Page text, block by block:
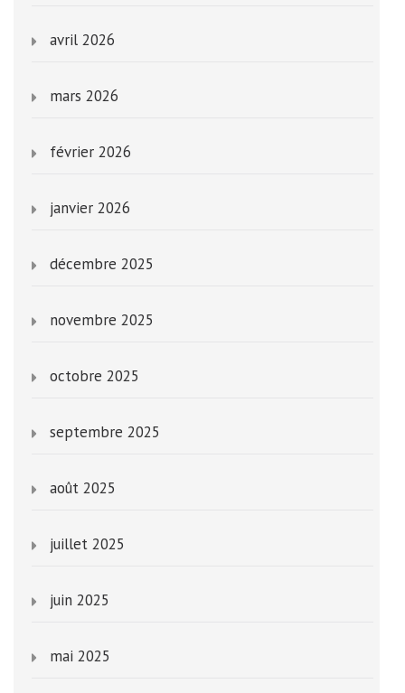
avril 2026
mars 2026
février 2026
janvier 2026
décembre 2025
novembre 2025
octobre 2025
septembre 2025
août 2025
juillet 2025
juin 2025
mai 2025